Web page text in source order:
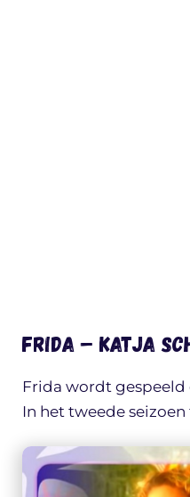
Frida – Katja
Frida wordt gespeeld
In het tweede